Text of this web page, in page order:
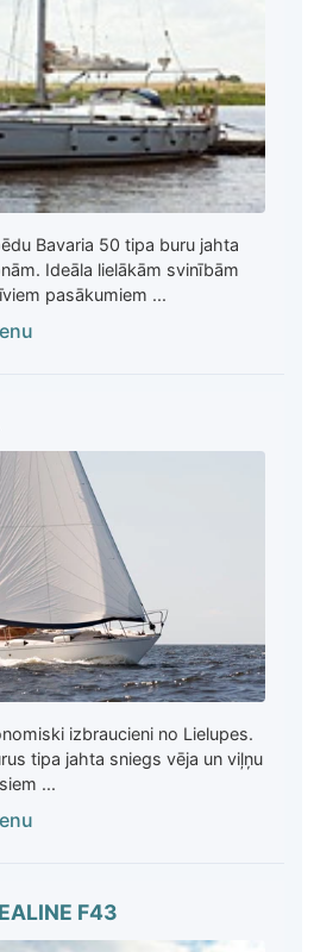
Bavaria 50 tipa buru jahta
Ideāla lielākām svinībām
pasākumiem ...
izbraucieni no Lielupes.
tipa jahta sniegs vēja un viļņu
...
F43